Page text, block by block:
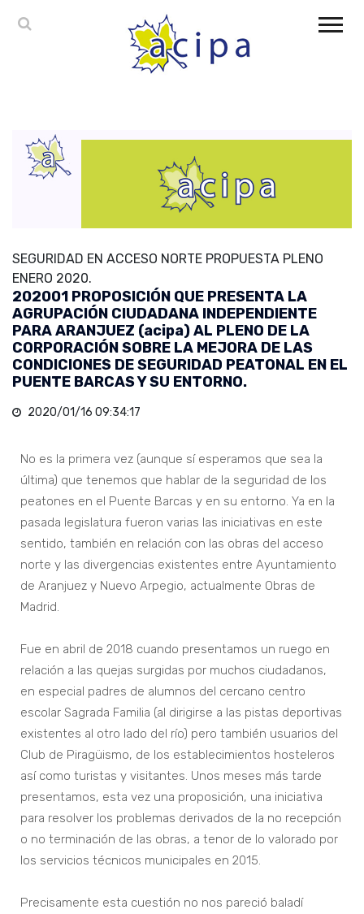
SEGURIDAD EN ACCESO NORTE PROPUESTA PLENO
ENERO 2020.
202001 PROPOSICIÓN QUE PRESENTA LA
AGRUPACIÓN CIUDADANA INDEPENDIENTE
PARA ARANJUEZ (acipa) AL PLENO DE LA
CORPORACIÓN SOBRE LA MEJORA DE LAS
CONDICIONES DE SEGURIDAD PEATONAL EN EL
PUENTE BARCAS Y SU ENTORNO.
2020/01/16 09:34:17
No es la primera vez (aunque sí esperamos que sea la
última) que tenemos que hablar de la seguridad de los
peatones en el Puente Barcas y en su entorno. Ya en la
pasada legislatura fueron varias las iniciativas en este
sentido, también en relación con las obras del acceso
norte y las divergencias existentes entre Ayuntamiento
de Aranjuez y Nuevo Arpegio, actualmente Obras de
Madrid.
Fue en abril de 2018 cuando presentamos un ruego en
relación a las quejas surgidas por muchos ciudadanos,
en especial padres de alumnos del cercano centro
escolar Sagrada Familia (al dirigirse a las pistas deportivas
existentes al otro lado del río) pero también usuarios del
Club de Piragüismo, de los establecimientos hosteleros
así como turistas y visitantes. Unos meses más tarde
presentamos, esta vez una proposición, una iniciativa
para resolver los problemas derivados de la no recepción
o no terminación de las obras, a tenor de lo valorado por
los servicios técnicos municipales en 2015.
Precisamente esta cuestión no nos pareció baladí